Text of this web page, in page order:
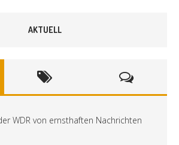
AKTUELL
WDR von ernsthaften Nachrichten